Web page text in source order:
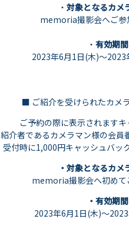
・ 対象となるカメ
memoria撮影会へご参
・ 有効期間
2023年6月1日(木)〜
■ ご紹介を受けられたカメ
ご予約の際に表示されますキ
紹介者であるカメラマン様の会員
受付時に1,000円キャッシュバッ
・対象となるカメ
memoria撮影会へ初めて
・有効期間
2023年6月1日(木)〜